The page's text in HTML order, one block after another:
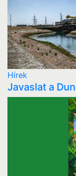
Hírek
Javaslat a